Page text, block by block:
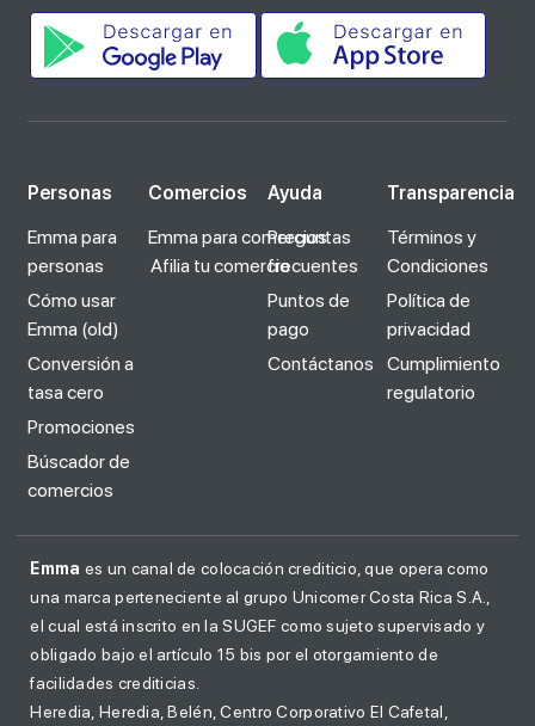
Personas
Emma para
personas
Cómo usar
Emma (old)
Conversión a
tasa cero
Promociones
Búscador de
comercios
Comercios
Emma para comercios
Afilia tu comercio
Ayuda
Preguntas
frecuentes
Puntos de
pago
Contáctanos
Transparencia
Términos y
Condiciones
Política de
privacidad
Cumplimiento
regulatorio
Emma es un canal de colocación crediticio, que opera como
una marca perteneciente al grupo Unicomer Costa Rica S.A.,
el cual está inscrito en la SUGEF como sujeto supervisado y
obligado bajo el artículo 15 bis por el otorgamiento de
facilidades crediticias.
Heredia, Heredia, Belén, Centro Corporativo El Cafetal,